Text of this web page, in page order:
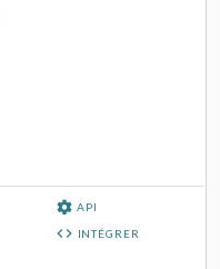
API
INTÉGRER